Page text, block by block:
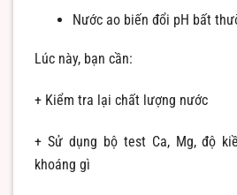
Nước ao biến đổi pH bất
Lúc này, bạn cần:
+ Kiểm tra lại chất lượng nước
+ Sử dụng bộ test Ca, Mg, độ
khoáng gì